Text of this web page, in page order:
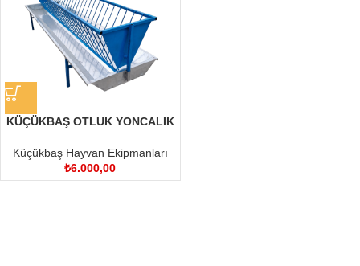
KÜÇÜKBAŞ OTLUK YONCALIK
Küçükbaş Hayvan Ekipmanları
₺6.000,00